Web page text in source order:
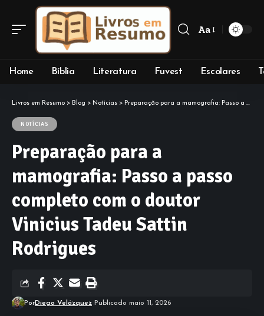
Font
Aa
Home Bíblia Literatura Fuvest Escolares
Livros em Resumo > Blog > Notícias > Preparação para a mamografia: Passo a passo completo com o doutor Vinicius Tadeu Sattin Rodrigues
NOTÍCIAS
Preparação para a
mamografia: Passo a passo
completo com o doutor
Vinicius Tadeu Sattin
Rodrigues
PorDiego Velázquez Publicado maio 11, 2026